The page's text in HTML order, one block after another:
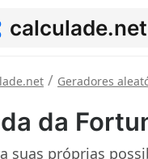
calculade.net
/ Geradores
da
suas próprias